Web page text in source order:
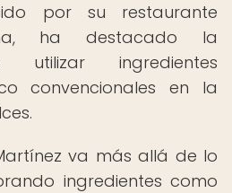
por su restaurante
ha destacado la
utilizar ingredientes
convencionales en la
va más allá de lo
ingredientes como